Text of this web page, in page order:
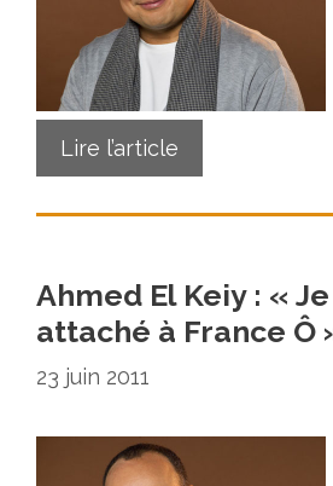
Lire l’article
Ahmed El Keiy : «
attaché à France Ô
23 juin 2011